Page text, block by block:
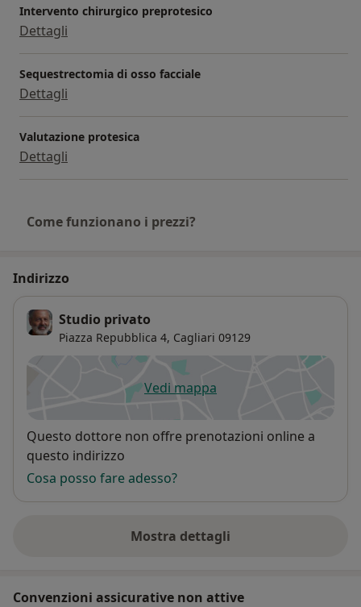
riviste ufficiali dell'ADA.
Intervento chirurgico preprotesico
Dettagli
Sequestrectomia di osso facciale
Dettagli
Valutazione protesica
Dettagli
Come funzionano i prezzi?
Indirizzo
Studio privato
Piazza Repubblica 4, Cagliari 09129
Vedi mappasi apre in una nuova scheda
Disponibilità
Questo dottore non offre prenotazioni online a
questo indirizzo
Cosa posso fare adesso?
Mostra dettagli
sull'indirizzo
Convenzioni assicurative non attive